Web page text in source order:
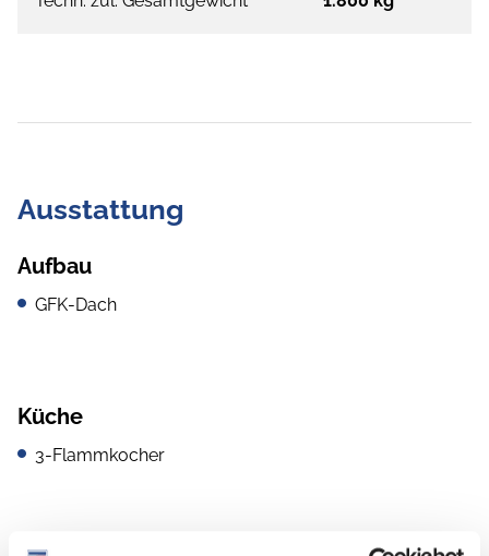
Ausstattung
Aufbau
GFK-Dach
Küche
3-Flammkocher